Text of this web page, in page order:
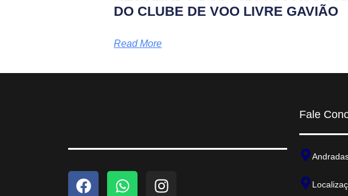
DO CLUBE DE VOO LIVRE GAVIÃO
Read More
Fale